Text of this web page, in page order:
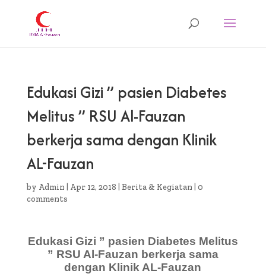
Edukasi Gizi ” pasien Diabetes
Melitus ” RSU Al-Fauzan
berkerja sama dengan Klinik
AL-Fauzan
by Admin Apr 12, 2018 Berita & Kegiatan 0
comments
Edukasi Gizi ” pasien Diabetes Melitus
” RSU Al-Fauzan berkerja sama
dengan Klinik AL-Fauzan